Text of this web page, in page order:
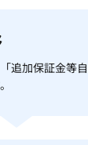
追加保証金